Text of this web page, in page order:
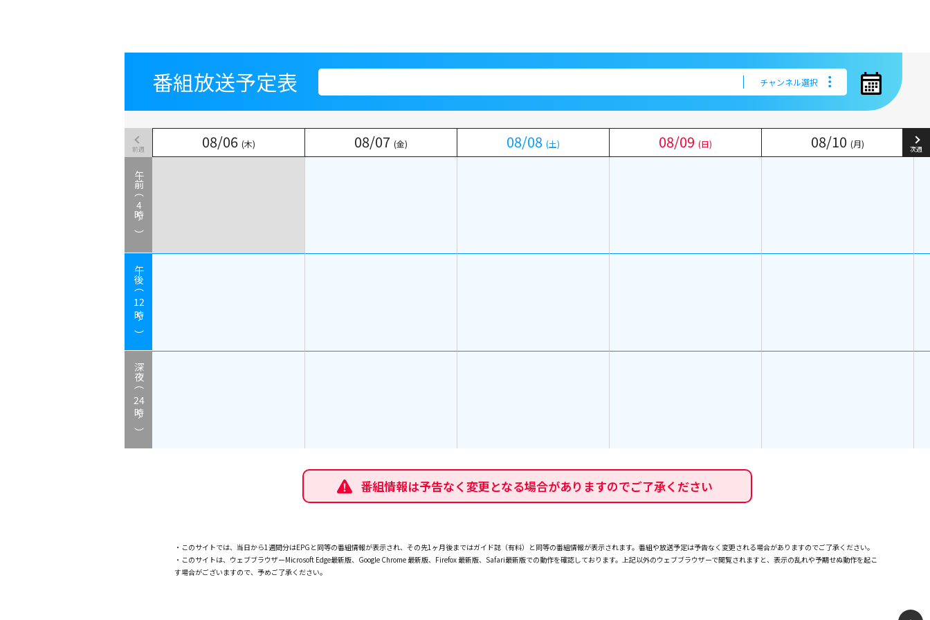
番組放送予定表 チャンネル選択
番組放送予定表
08/06 (木) 08/07 (金) 08/08 (土) 08/09 (日) 08/10 (月)
前週 次週
午前（
4
時～）
午後（
12
時～）
深夜（
24
時～）
08/06 (木) 08/07 (金) 08/08 (土) 08/09 (日) 08/10 (月)
番組情報は予告なく変更となる場合がありますのでご了承ください
・このサイトでは、当日から1週間分はEPGと同等の番組情報が表示され、その先1ヶ月後まではガイド誌（有料）と同等の番組情報が表示されます。番組や放送予定は予告なく変更される場合がありますのでご了承ください。
・このサイトは、ウェブブラウザーMicrosoft Edge最新版、Google Chrome 最新版、Firefox 最新版、Safari最新版での動作を確認しております。上記以外のウェブブラウザーで閲覧されますと、表示の乱れや予期せぬ動作を起こ
す場合がございますので、予めご了承ください。